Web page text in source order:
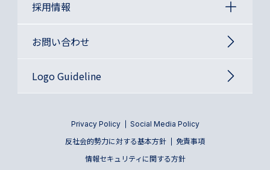
採用情報
お問い合わせ
Logo Guideline
Privacy Policy
Social Media Policy
反社会的勢力に対する基本方針
免責事項
情報セキュリティに関する方針